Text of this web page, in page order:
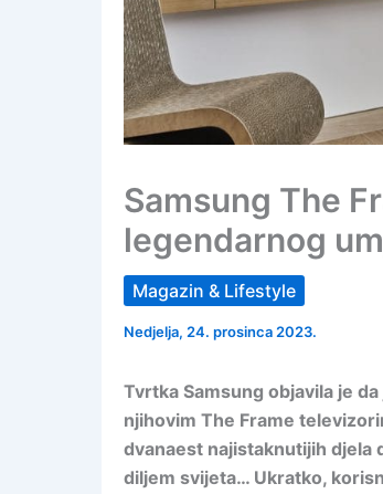
Samsung The
legendarnog
Magazin & Lifestyle
Nedjelja, 24. prosinca 2023.
Tvrtka Samsung objavila je
njihovim The Frame
dvanaest najistaknutijih djela
diljem svijeta… Ukratko,